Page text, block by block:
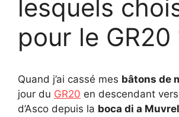
lesquels
pour le GR20
Quand j’ai cassé mes bâtons de
jour du GR20 en descendant
d’Asco depuis la boca di a